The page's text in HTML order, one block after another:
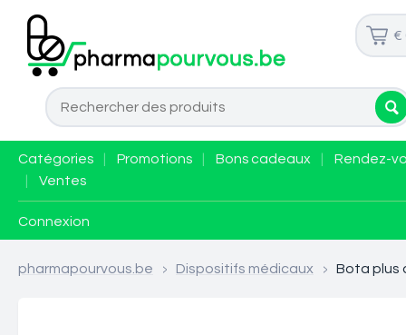
€
Catégories Promotions Bons cadeaux
Rendez-
Ventes
Connexion
pharmapourvous.be > Dispositifs médicaux > Bota plus